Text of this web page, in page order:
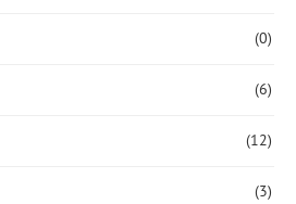
(0)
(6)
(12)
(3)